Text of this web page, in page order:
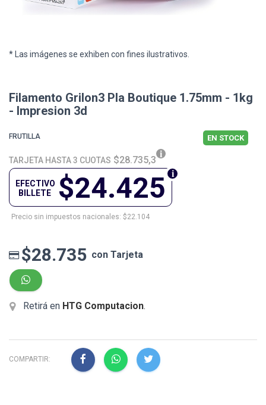
* Las imágenes se exhiben con fines ilustrativos.
Filamento Grilon3 Pla Boutique 1.75mm - 1kg
- Impresion 3d
FRUTILLA EN STOCK
TARJETA HASTA 3 CUOTAS $28.735,3
$24.425
EFECTIVO
BILLETE
Precio sin impuestos nacionales: $22.104
$28.735 con Tarjeta
Retirá en HTG Computacion.
COMPARTIR: